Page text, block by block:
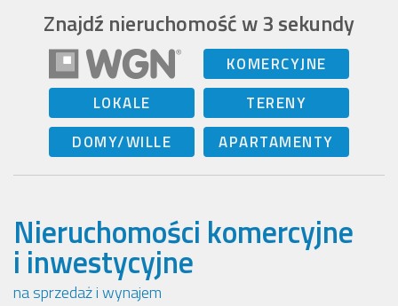
Znajdź nieruchomość w 3 sekundy
KOMERCYJNE
LOKALE
TERENY
DOMY/WILLE
APARTAMENTY
Nieruchomości komercyjne
i inwestycyjne
na sprzedaż i wynajem